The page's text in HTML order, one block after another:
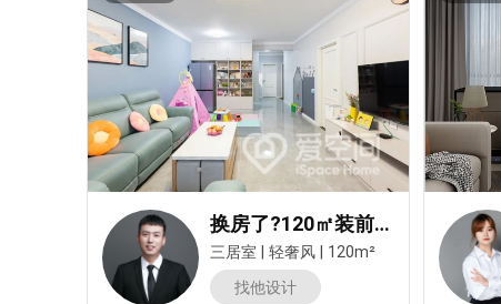
换房了?120㎡装前装后焕然一新，两娃的家亦然好看！
三居室 轻奢风
120m²
找他设计